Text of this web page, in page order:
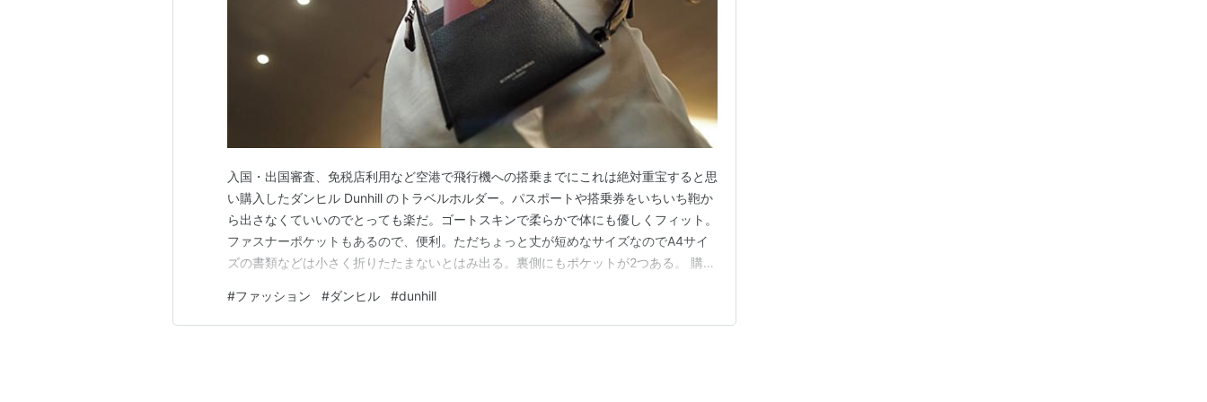
入国・出国審査、免税店利用など空港で飛行機への搭乗までにこれは絶対重宝すると思
い購入したダンヒル Dunhill のトラベルホルダー。パスポートや搭乗券をいちいち鞄か
ら出さなくていいのでとっても楽だ。ゴートスキンで柔らかで体にも優しくフィット。
ファスナーポケットもあるので、便利。ただちょっと丈が短めなサイズなのでA4サイ
ズの書類などは小さく折りたたまないとはみ出る。裏側にもポケットが2つある。 購入
パス地のデザインのものがラインアップに加わったみたい。
https://www.dunhill.com/jp
#ファッション #ダンヒル #dunhill